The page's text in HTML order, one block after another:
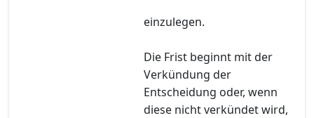
einzulegen.
Die Frist beginnt mit der
Verkündung der
Entscheidung oder, wenn
diese nicht verkündet wird,